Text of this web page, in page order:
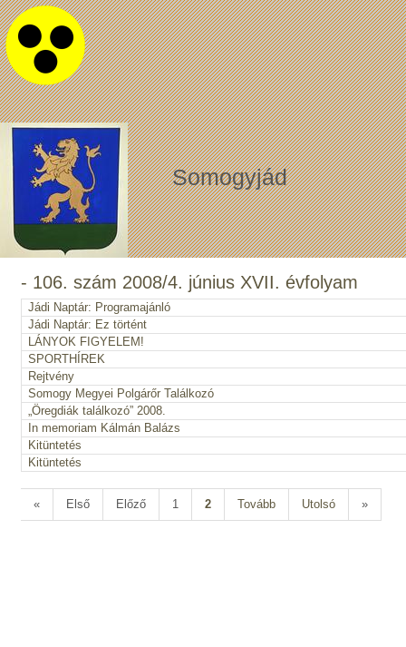
Somogyjád
- 106. szám 2008/4. június XVII. évfolyam
Jádi Naptár: Programajánló
Jádi Naptár: Ez történt
LÁNYOK FIGYELEM!
SPORTHÍREK
Rejtvény
Somogy Megyei Polgárőr Találkozó
„Öregdiák találkozó” 2008.
In memoriam Kálmán Balázs
Kitüntetés
Kitüntetés
« Első Előző 1 2 Tovább Utolsó »